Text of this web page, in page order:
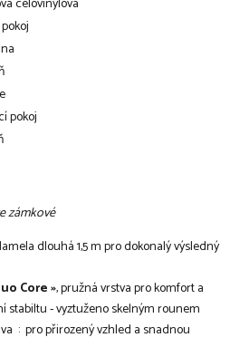
pokoj
zámkové
dlouhá 1,5 m pro dokonalý výsledný
Core », pružná vrstva pro komfort a
stabiltu - vyztuženo skelným rounem
: pro přirozený vzhled a snadnou